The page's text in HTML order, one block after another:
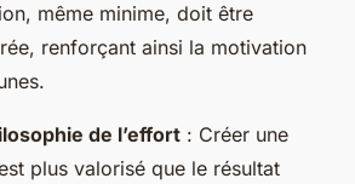
même minime, doit être
renforçant ainsi la motivation
de l’effort : Créer une
plus valorisé que le résultat